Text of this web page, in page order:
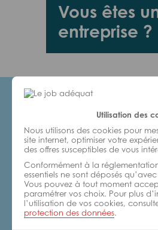
Utilisation des
Nous utilisons des cookies pour
site internet, optimiser votre
des offres susceptibles de vous
Conformément à la
essentiels ne sont déposés
Vous pouvez à tout moment
paramétrer vos choix. Pour plus
l’utilisation de vos cookies,
protection des données.
Vous êtes
entreprise ?